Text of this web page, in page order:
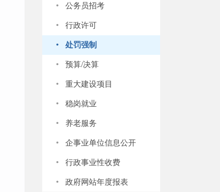
· 公务员招考
· 行政许可
· 处罚强制
· 预算/决算
· 重大建设项目
· 稳岗就业
· 养老服务
· 企事业单位信息公开
· 行政事业性收费
· 政府网站年度报表